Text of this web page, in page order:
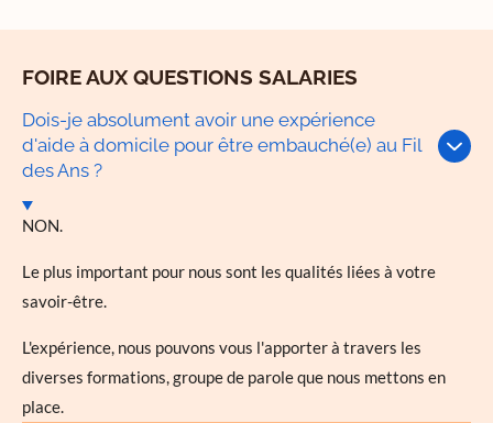
FOIRE AUX QUESTIONS SALARIES
Dois-je absolument avoir une expérience
d'aide à domicile pour être embauché(e) au Fil
des Ans ?
NON.
Le plus important pour nous sont les qualités liées à votre
savoir-être.
L'expérience, nous pouvons vous l'apporter à travers les
diverses formations, groupe de parole que nous mettons en
place.